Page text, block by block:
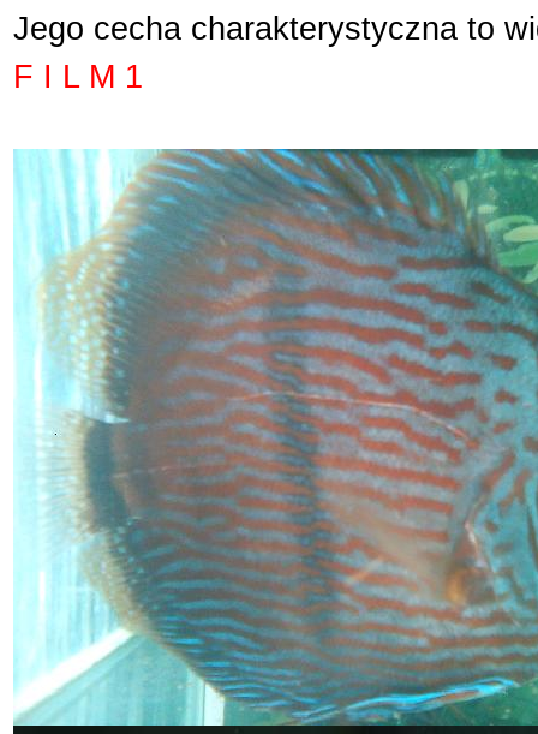
Jego cecha charakterystyczna to
F I L M 1